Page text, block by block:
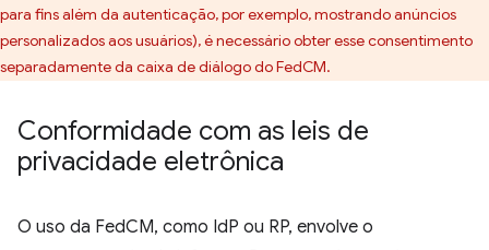
para fins além da autenticação, por exemplo, mostrando anúncios
personalizados aos usuários), é necessário obter esse consentimento
separadamente da caixa de diálogo do FedCM.
Conformidade com as leis de
privacidade eletrônica
O uso da FedCM, como IdP ou RP, envolve o